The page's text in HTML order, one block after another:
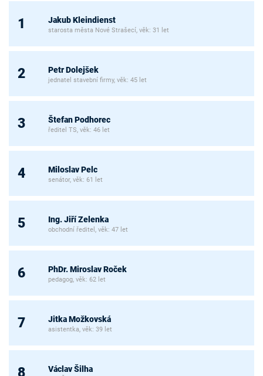
1 Jakub Kleindienst
starosta města Nové Strašecí, věk: 31 let
2 Petr Dolejšek
jednatel stavební firmy, věk: 45 let
3 Štefan Podhorec
ředitel TS, věk: 46 let
4 Miloslav Pelc
senátor, věk: 61 let
5 Ing. Jiří Zelenka
obchodní ředitel, věk: 47 let
6 PhDr. Miroslav Roček
pedagog, věk: 62 let
7 Jitka Možkovská
asistentka, věk: 39 let
8 Václav Šilha